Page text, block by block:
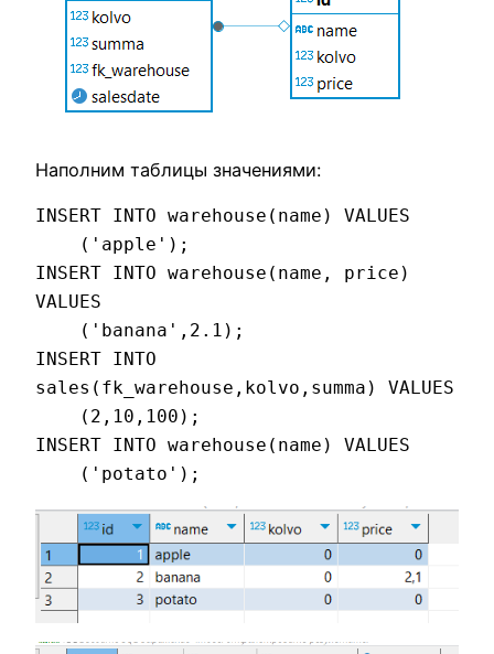
Наполним таблицы значениями:
INSERT INTO warehouse(name) VALUES
INSERT INTO warehouse(name, price)
VALUES
INSERT INTO
sales(fk_warehouse,kolvo,summa) VALUES
INSERT INTO warehouse(name) VALUES
    ('potato');